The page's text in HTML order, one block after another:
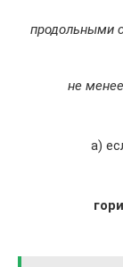
продольными
не
а)